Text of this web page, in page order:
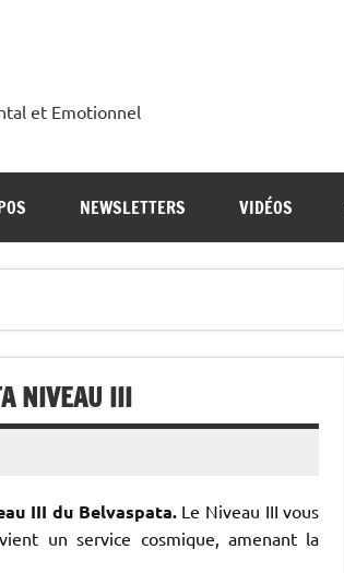
et Emotionnel
NEWSLETTERS VIDÉOS
NIVEAU III
III du Belvaspata.Le Niveau III vous
un service cosmique, amenant la